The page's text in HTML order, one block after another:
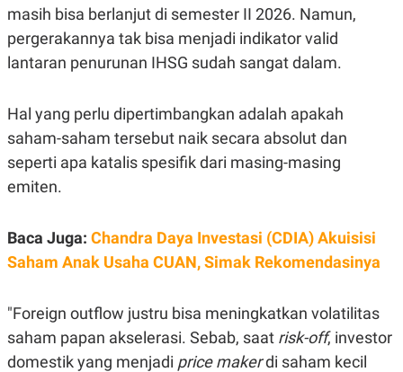
masih bisa berlanjut di semester II 2026. Namun,
pergerakannya tak bisa menjadi indikator valid
lantaran penurunan IHSG sudah sangat dalam.
Hal yang perlu dipertimbangkan adalah apakah
saham-saham tersebut naik secara absolut dan
seperti apa katalis spesifik dari masing-masing
emiten.
Baca Juga: Chandra Daya Investasi (CDIA) Akuisisi
Saham Anak Usaha CUAN, Simak Rekomendasinya
"Foreign outflow justru bisa meningkatkan volatilitas
saham papan akselerasi. Sebab, saat risk-off, investor
domestik yang menjadi price makerdi saham kecil